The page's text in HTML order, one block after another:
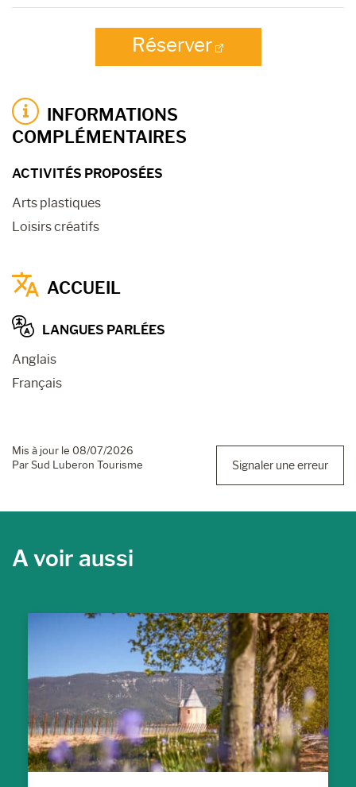
Réserver
INFORMATIONS
COMPLÉMENTAIRES
ACTIVITÉS PROPOSÉES
Arts plastiques
Loisirs créatifs
ACCUEIL
LANGUES PARLÉES
Anglais
Français
Mis à jour le 08/07/2026
Par Sud Luberon Tourisme
Signaler une erreur
A voir aussi